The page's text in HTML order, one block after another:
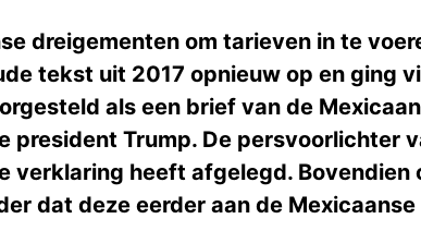
dreigementen om tarieven in te
tekst uit 2017 opnieuw op en ging
als een brief van de
president Trump. De persvoorlichter
verklaring heeft afgelegd.
dat deze eerder aan de